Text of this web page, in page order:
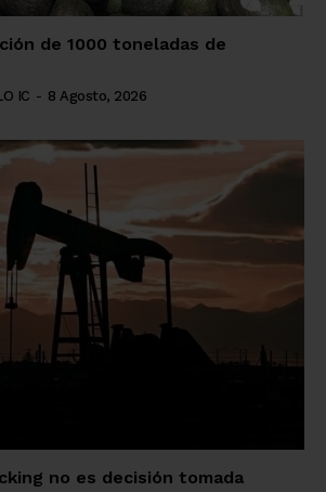
de 1000 toneladas de
IC - 8 Agosto, 2026
no es decisión tomada